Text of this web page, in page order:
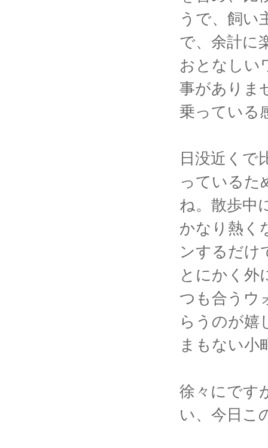
うで、飼い
で、余計に
おとなしい
事がありま
乗っている
日没近くで
っているた
ね。散歩中
かなり熱く
ンするだけ
とにかく外
つも合うウ
らうのが嬉
まもない小
徐々にです
い、今日こ